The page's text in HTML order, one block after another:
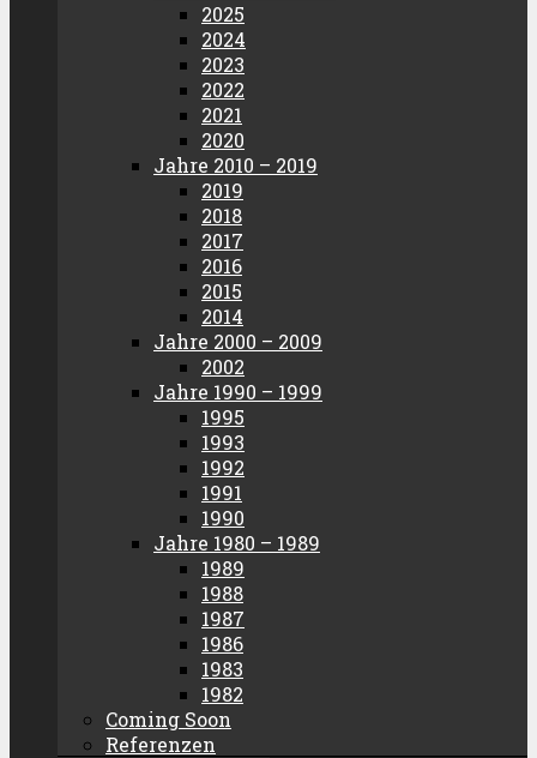
2025
2024
2023
2022
2021
2020
Jahre 2010 – 2019
2019
2018
2017
2016
2015
2014
Jahre 2000 – 2009
2002
Jahre 1990 – 1999
1995
1993
1992
1991
1990
Jahre 1980 – 1989
1989
1988
1987
1986
1983
1982
Coming Soon
Referenzen